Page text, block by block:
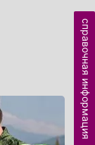
справочная информация